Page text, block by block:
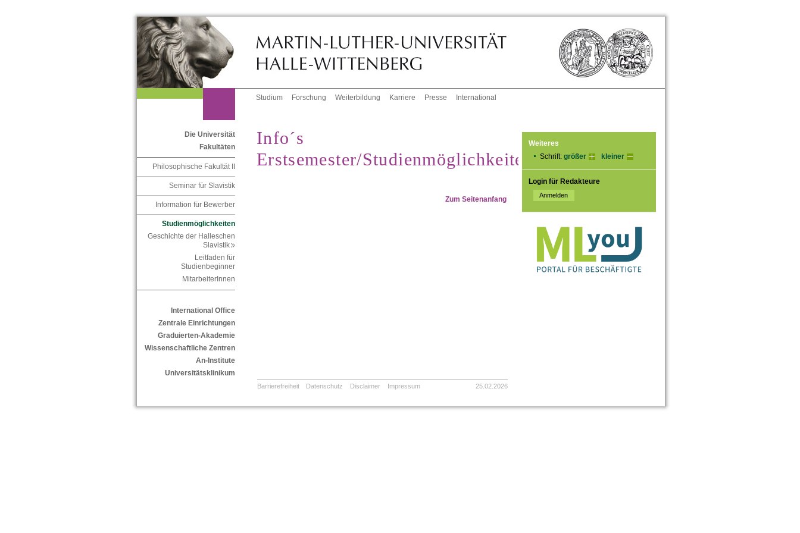
Studium Forschung Weiterbildung Karriere Presse International
Die Universität
Fakultäten
Philosophische Fakultät II
Seminar für Slavistik
Information für Bewerber
Studienmöglichkeiten
Geschichte der Halleschen
Slavistik
Leitfaden für
Studienbeginner
MitarbeiterInnen
International Office
Zentrale Einrichtungen
Graduierten-Akademie
Wissenschaftliche Zentren
An-Institute
Universitätsklinikum
Weiteres
Schrift: größer kleiner
Login für Redakteure
Info´s
Erstsemester/Studienmöglichkeiten
Zum Seitenanfang
Barrierefreiheit Datenschutz Disclaimer Impressum 25.02.2026